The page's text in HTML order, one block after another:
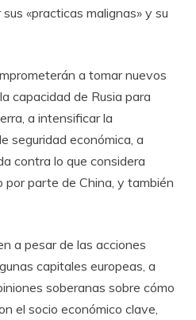
«practicas malignas» y su
a tomar nuevos
capacidad de Rusia para
a intensificar la
seguridad económica, a
contra lo que considera
por parte de China, y también
a pesar de las acciones
capitales europeas, a
soberanas sobre cómo
el socio económico clave,